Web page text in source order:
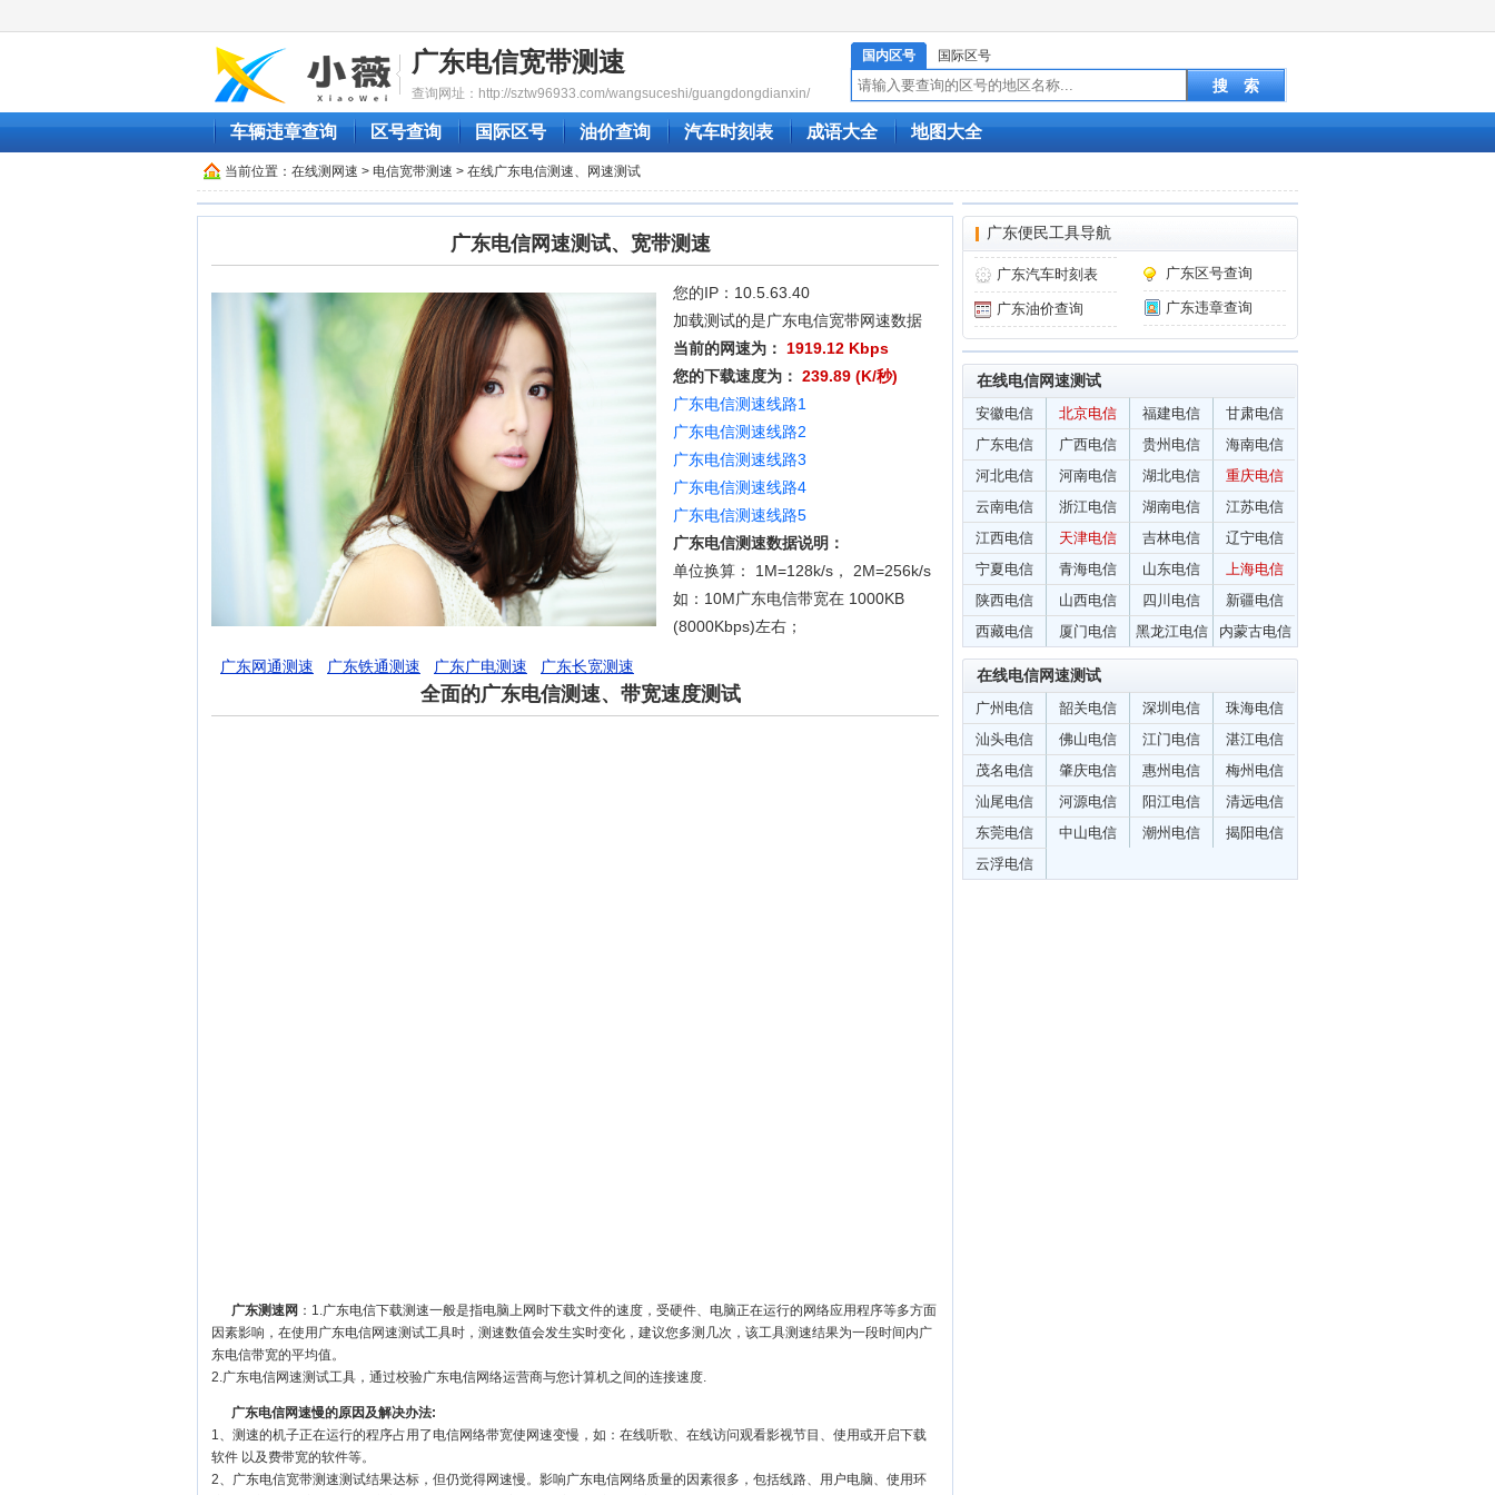
广东电信宽带测速
查询网址：http://sztw96933.com/wangsuceshi/guangdongdianxin/
国内区号 国际区号
车辆违章查询 区号查询 国际区号 油价查询 汽车时刻表 成语大全 地图大全
当前位置： 在线测网速 > 电信宽带测速 > 在线广东电信测速、网速测试
广东电信网速测试、宽带测速
您的IP：10.5.63.40
加载测试的是广东电信宽带网速数据
当前的网速为： 1919.12 Kbps
您的下载速度为： 239.89 (K/秒)
广东电信测速线路1
广东电信测速线路2
广东电信测速线路3
广东电信测速线路4
广东电信测速线路5
广东电信测速数据说明：
单位换算： 1M=128k/s， 2M=256k/s
如：10M广东电信带宽在 1000KB
(8000Kbps)左右；
广东网通测速 广东铁通测速 广东广电测速 广东长宽测速
全面的广东电信测速、带宽速度测试
广东测速网 ：1.广东电信下载测速一般是指电脑上网时下载文件的速度，受硬件、电脑正在运行的网络应用程序等多方面
因素影响，在使用广东电信网速测试工具时，测速数值会发生实时变化，建议您多测几次，该工具测速结果为一段时间内广
东电信带宽的平均值。
2.广东电信网速测试工具，通过校验广东电信网络运营商与您计算机之间的连接速度.
广东电信网速慢的原因及解决办法:
1、测速的机子正在运行的程序占用了电信网络带宽使网速变慢，如：在线听歌、在线访问观看影视节目、使用或开启下载
软件 以及费带宽的软件等。
2、广东电信宽带测速测试结果达标，但仍觉得网速慢。影响广东电信网络质量的因素很多，包括线路、用户电脑、使用环
广东便民工具导航
广东区号查询
广东汽车时刻表
广东违章查询
广东油价查询
在线电信网速测试
安徽电信 北京电信 福建电信
甘肃电信
广东电信
广西电信 贵州电信
海南电信
河北电信
河南电信 湖北电信
重庆电信
云南电信
浙江电信 湖南电信
江苏电信
江西电信
天津电信 吉林电信
辽宁电信
宁夏电信
青海电信 山东电信
上海电信
陕西电信
山西电信 四川电信
新疆电信
西藏电信
厦门电信 黑龙江电信 内蒙古电信
在线电信网速测试
广州电信 韶关电信 深圳电信
珠海电信
汕头电信
佛山电信 江门电信
湛江电信
茂名电信
肇庆电信 惠州电信
梅州电信
汕尾电信
河源电信 阳江电信
清远电信
东莞电信
中山电信 潮州电信
揭阳电信
云浮电信